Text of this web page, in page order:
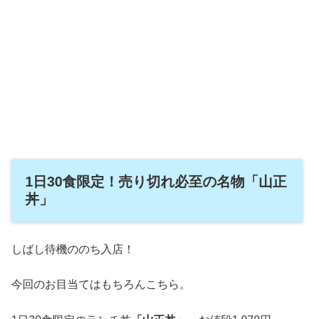
1日30食限定！売り切れ必至の名物「山正
丼」
しばし待機ののち入店！
今回のお目当てはもちろんこちら。